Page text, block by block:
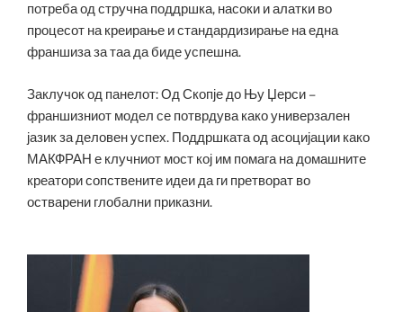
потреба од стручна поддршка, насоки и алатки во
процесот на креирање и стандардизирање на една
франшиза за таа да биде успешна.
Заклучок од панелот: Од Скопје до Њу Џерси –
франшизниот модел се потврдува како универзален
јазик за деловен успех. Поддршката од асоцијации како
МАКФРАН е клучниот мост кој им помага на домашните
креатори сопствените идеи да ги претворат во
остварени глобални приказни.